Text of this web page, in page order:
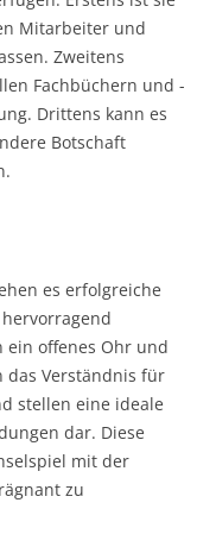
Mitarbeiter und
Zweitens
Fachbüchern und -
Drittens kann es
Botschaft
es erfolgreiche
ein offenes Ohr und
das Verständnis für
stellen eine ideale
dar. Diese
mit der
zu